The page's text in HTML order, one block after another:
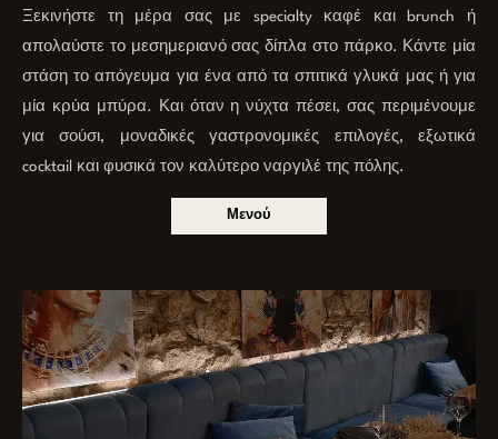
Ξεκινήστε τη μέρα σας με specialty καφέ και brunch ή
απολαύστε το μεσημεριανό σας δίπλα στο πάρκο. Κάντε μία
στάση το απόγευμα για ένα από τα σπιτικά γλυκά μας ή για
μία κρύα μπύρα. Και όταν η νύχτα πέσει, σας περιμένουμε
για σούσι, μοναδικές γαστρονομικές επιλογές, εξωτικά
cocktail και φυσικά τον καλύτερο ναργιλέ της πόλης.
Μενού